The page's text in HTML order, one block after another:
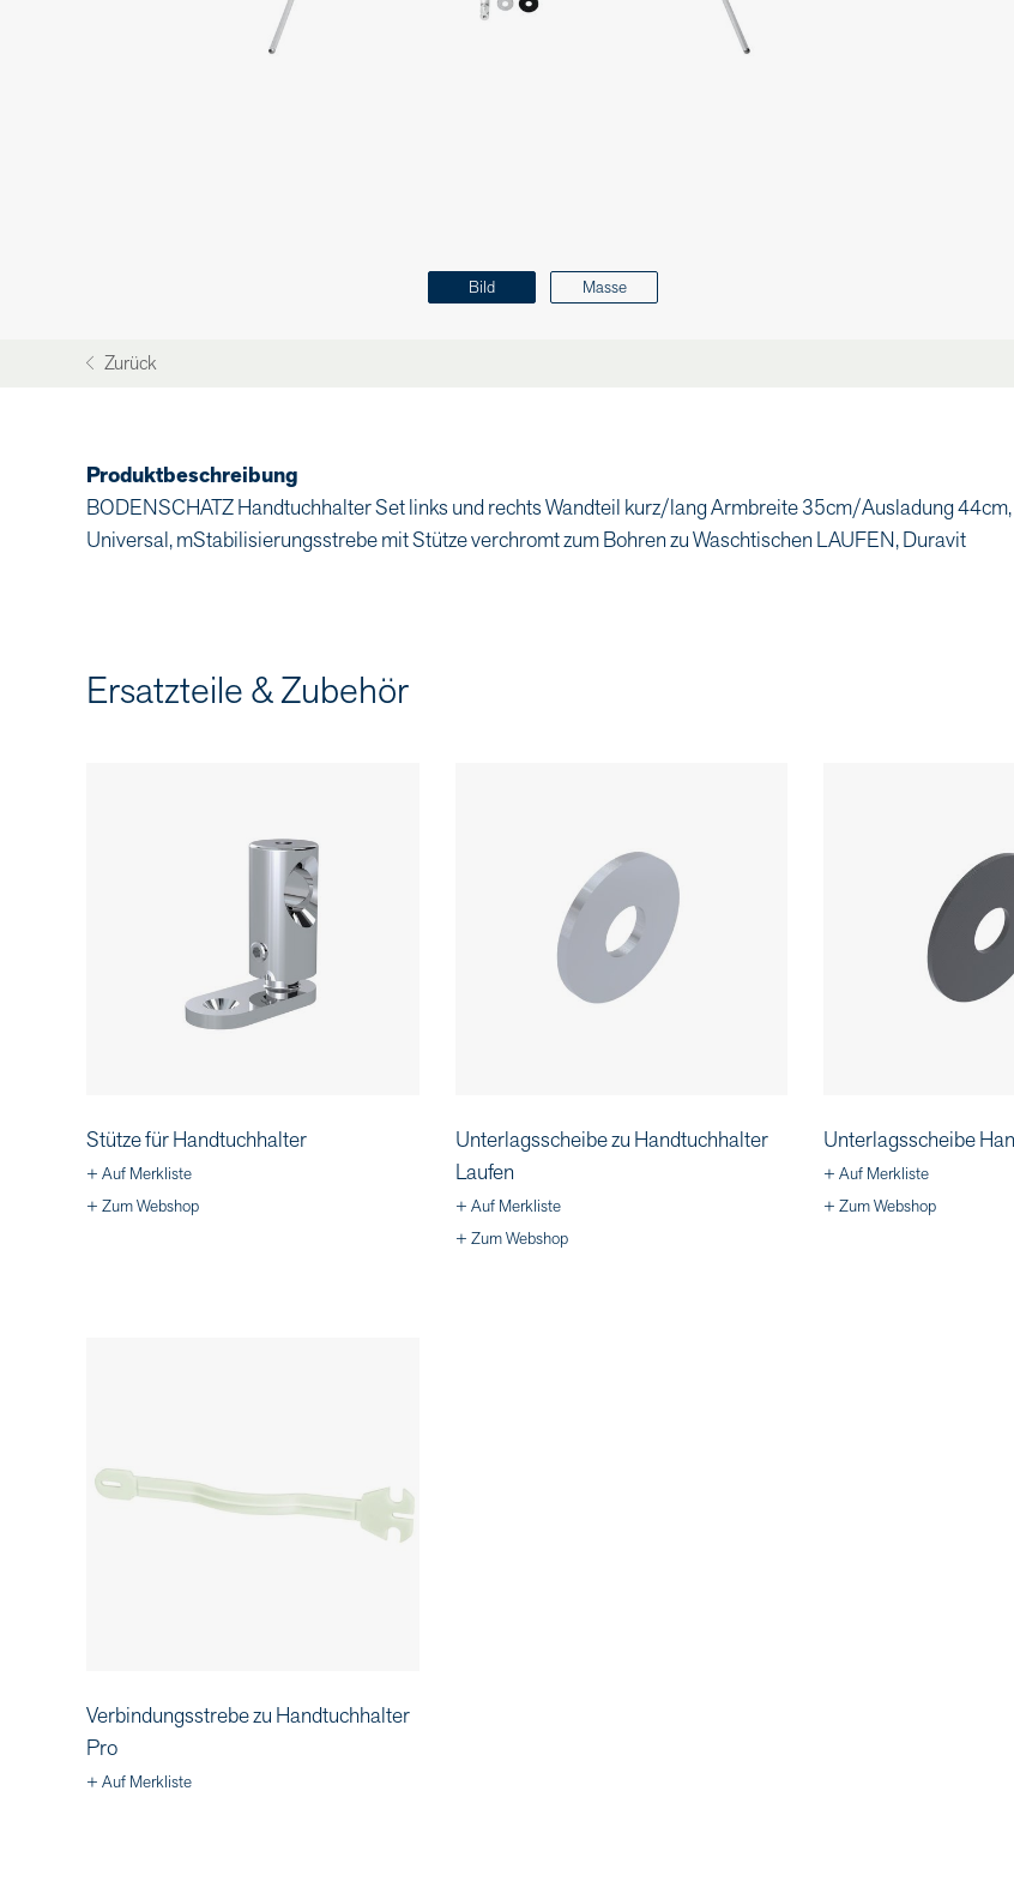
Bild Masse
Zurück
Produktbeschreibung
BODENSCHATZ Handtuchhalter Set links und rechts Wandteil kurz/lang Armbreite 35cm/Ausladung
Universal, mStabilisierungsstrebe mit Stütze verchromt zum Bohren zu Waschtischen LAUFEN, Duravit
Ersatzteile & Zubehör
Stütze für Handtuchhalter
+ Auf Merkliste
+ Zum Webshop
Unterlagsscheibe zu Handtuchhalter
Laufen
+ Auf Merkliste
+ Zum Webshop
Unterlagsscheibe
+ Auf Merkliste
+ Zum Webshop
Verbindungsstrebe zu Handtuchhalter
Pro
+ Auf Merkliste